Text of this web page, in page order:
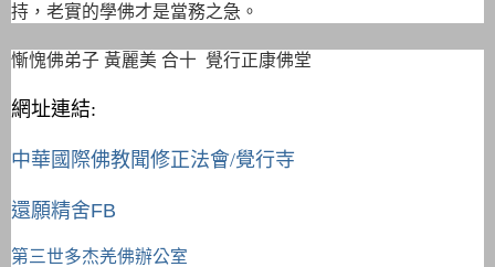
持，老實的學佛才是當務之急。
慚愧佛弟子 黃麗美 合十 覺行正康佛堂
網址連結:
中華國際佛教聞修正法會/覺行寺
還願精舍FB
第三世多杰羌佛辦公室